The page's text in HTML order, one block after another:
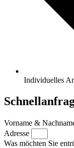
Individuelles
Vorname &
Adresse
Was möchten Sie